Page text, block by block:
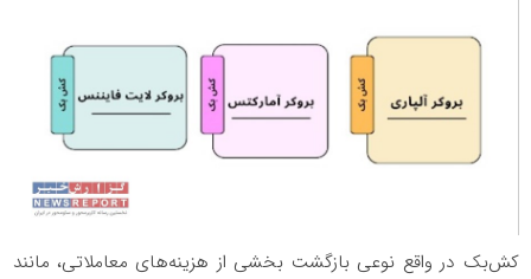
کش‌بک در واقع نوعی بازگشت بخشی از هزینه‌های معاملاتی، مانند